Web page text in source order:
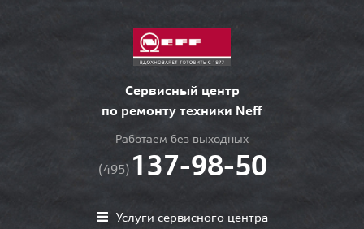
Сервисный центр
по ремонту техники Neff
Работаем без выходных
(495) 137-98-50
Услуги сервисного центра